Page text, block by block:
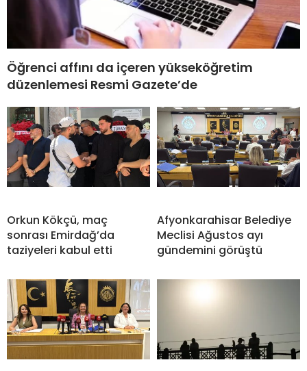
Öğrenci affını da içeren yükseköğretim
düzenlemesi Resmi Gazete’de
Orkun Kökçü, maç
sonrası Emirdağ’da
taziyeleri kabul etti
Afyonkarahisar Belediye
Meclisi Ağustos ayı
gündemini görüştü